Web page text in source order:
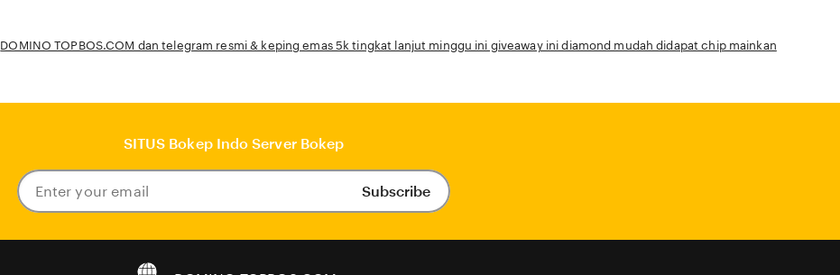
DOMINO TOPBOS.COM dan telegram resmi & keping emas 5k tingkat lanjut minggu ini giveaway ini diamond mudah didapat chip mainkan
SITUS Bokep Indo Server Bokep
Enter
your
Subscribe